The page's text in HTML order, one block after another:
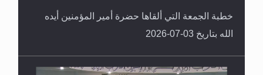
خطبة الجمعة التي ألقاها حضرة أمير المؤمنين أيده
الله بتاريخ 03-07-2026